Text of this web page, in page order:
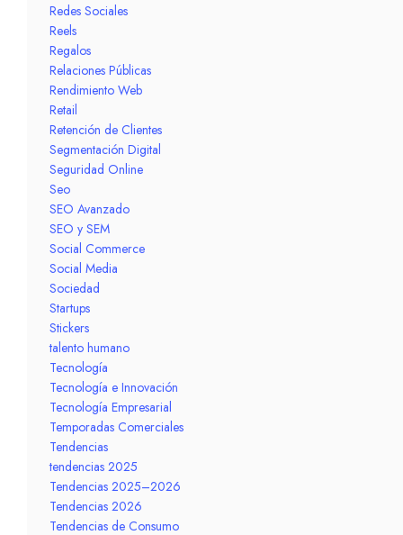
Redes Sociales
Reels
Regalos
Relaciones Públicas
Rendimiento Web
Retail
Retención de Clientes
Segmentación Digital
Seguridad Online
Seo
SEO Avanzado
SEO y SEM
Social Commerce
Social Media
Sociedad
Startups
Stickers
talento humano
Tecnología
Tecnología e Innovación
Tecnología Empresarial
Temporadas Comerciales
Tendencias
tendencias 2025
Tendencias 2025–2026
Tendencias 2026
Tendencias de Consumo